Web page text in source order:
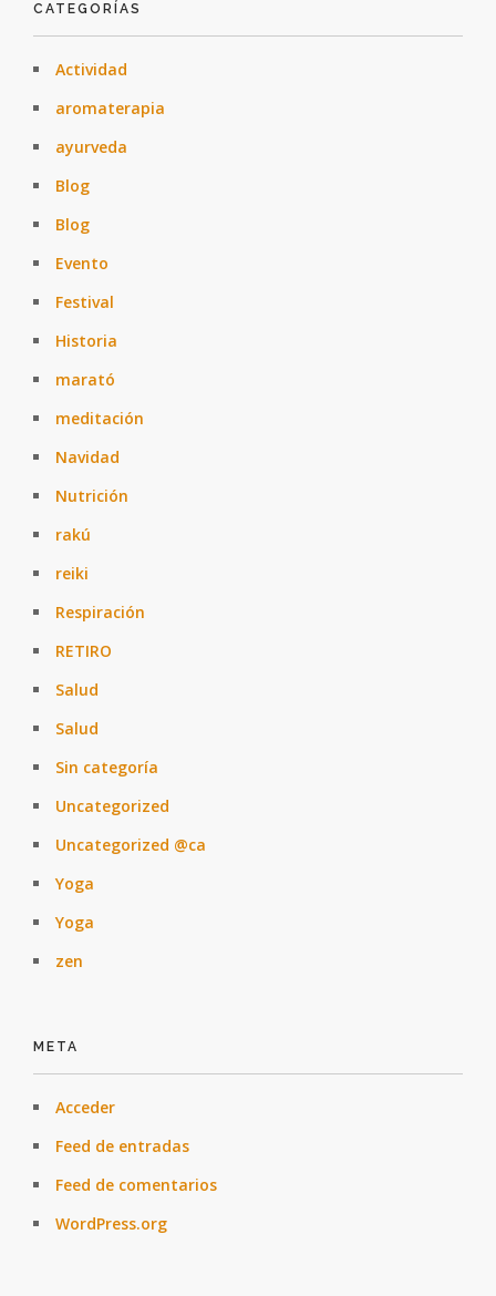
CATEGORÍAS
Actividad
aromaterapia
ayurveda
Blog
Blog
Evento
Festival
Historia
marató
meditación
Navidad
Nutrición
rakú
reiki
Respiración
RETIRO
Salud
Salud
Sin categoría
Uncategorized
Uncategorized @ca
Yoga
Yoga
zen
META
Acceder
Feed de entradas
Feed de comentarios
WordPress.org